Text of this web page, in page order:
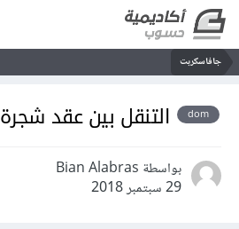
جافاسكربت
dom التنقل بين عقد شجرة DOM
بواسطة Bian Alabras
29 سبتمبر 2018